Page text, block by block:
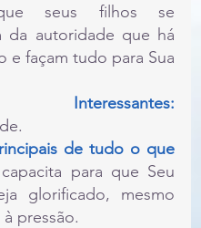
seus filhos se
da autoridade que há
e façam tudo para Sua
Interessantes:
de tudo o que
para que Seu
glorificado, mesmo
pressão.